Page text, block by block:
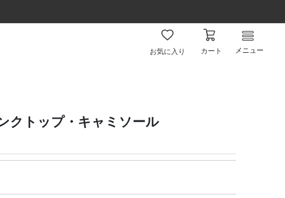
お気に入り カート メニュー
クトップ・キャミソール